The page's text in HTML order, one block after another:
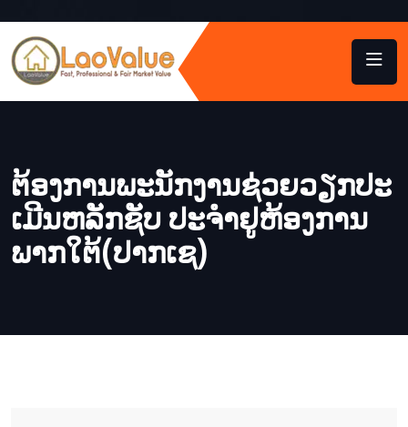
ຕ​້ອງ​ການ​ພະ​ນັກ​ງານ​ຊ່ວຍ​ວຽກ​ປະ​
ເມີນ​ຫລັກ​ຊັບ ປະ​ຈຳ​ຢູ​ຫ້ອງ​ການ​
ພາກ​ໃຕ້​(ປາກ​ເຊ)